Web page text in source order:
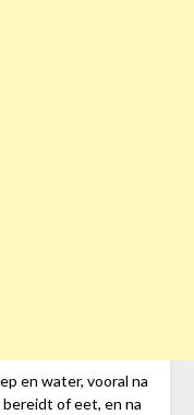
en water, vooral na
of eet, en na